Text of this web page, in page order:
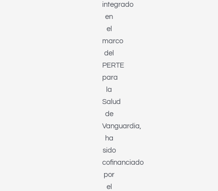
integrado
en
el
marco
del
PERTE
para
la
Salud
de
Vanguardia,
ha
sido
cofinanciado
por
el